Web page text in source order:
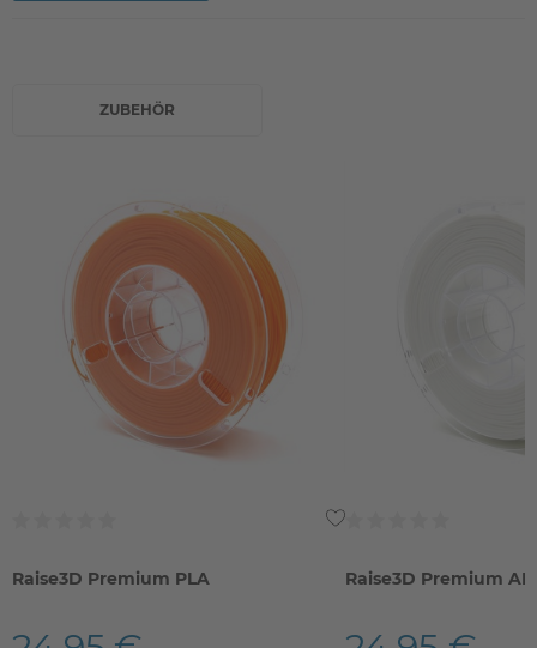
ZUBEHÖR
Raise3D Premium PLA Raise3D Premium